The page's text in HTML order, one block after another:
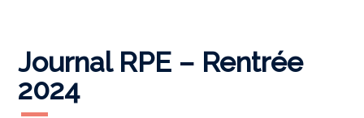
Journal RPE – Rentrée
2024